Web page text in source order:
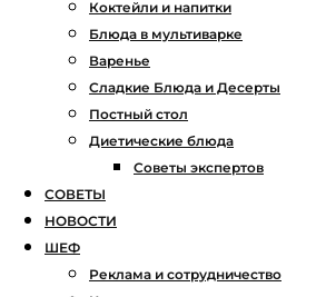
Коктейли и напитки
Блюда в мультиварке
Варенье
Сладкие Блюда и Десерты
Постный стол
Диетические блюда
Советы экспертов
СОВЕТЫ
НОВОСТИ
ШЕФ
Реклама и сотрудничество